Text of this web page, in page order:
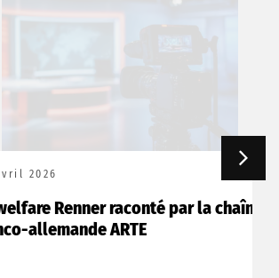
Renner raconté par la chaîne
ARTE